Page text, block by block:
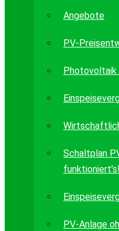
Angebote
PV-
Photovoltaik
Schaltplan
funktioniert’s!
PV-Anlage